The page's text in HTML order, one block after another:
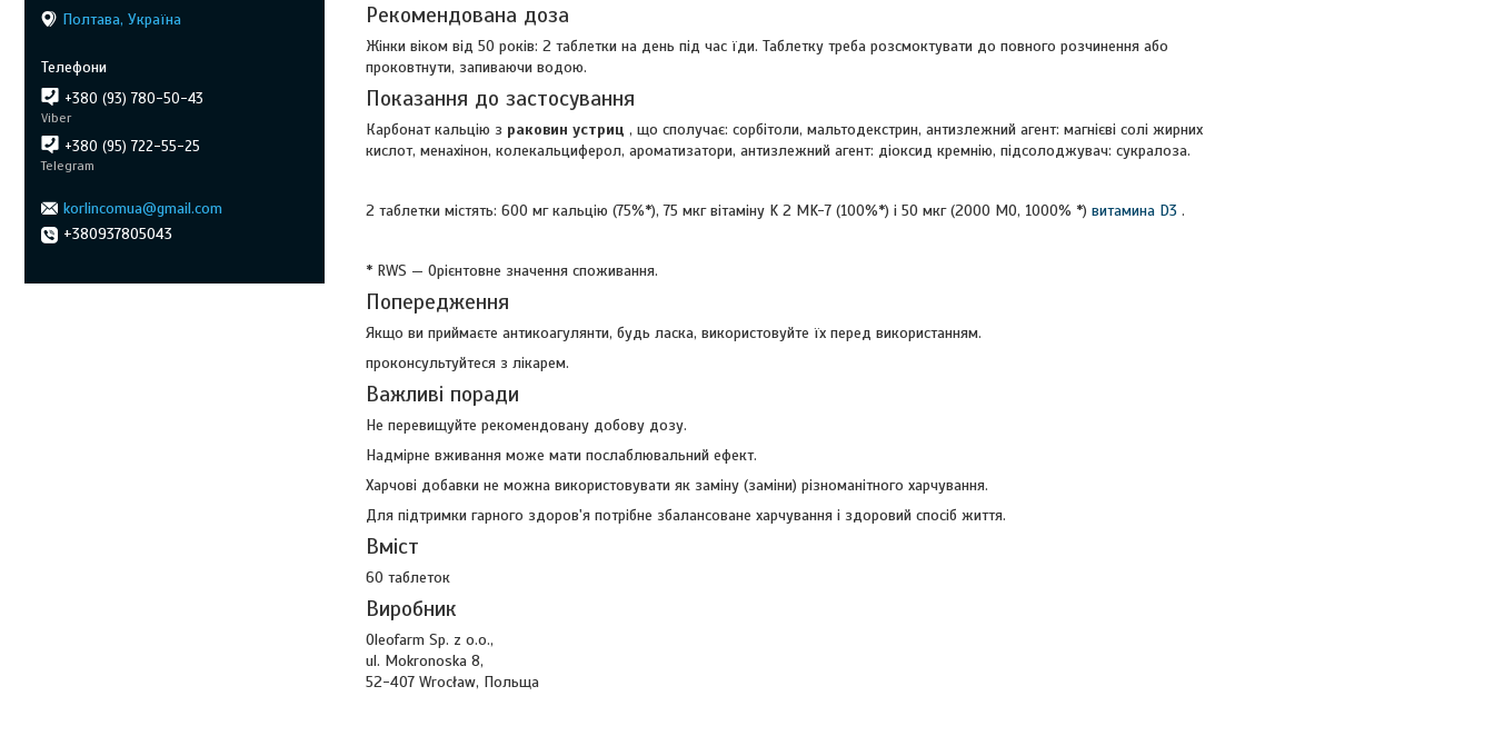
Рекомендована доза
Жінки віком від 50 років: 2 таблетки на день під час їди. Таблетку треба розсмоктувати до повного розчинення або
проковтнути, запиваючи водою.
Показання до застосування
Карбонат кальцію з раковин устриц , що сполучає: сорбітоли, мальтодекстрин, антизлежний агент: магнієві солі жирних
кислот, менахінон, колекальциферол, ароматизатори, антизлежний агент: діоксид кремнію, підсолоджувач: сукралоза.
2 таблетки містять: 600 мг кальцію (75%*), 75 мкг вітаміну K 2 MK-7 (100%*) і 50 мкг (2000 МО, 1000% *) витамина D3 .
* RWS — Орієнтовне значення споживання.
Попередження
Якщо ви приймаєте антикоагулянти, будь ласка, використовуйте їх перед використанням.
проконсультуйтеся з лікарем.
Важливі поради
Не перевищуйте рекомендовану добову дозу.
Надмірне вживання може мати послаблювальний ефект.
Харчові добавки не можна використовувати як заміну (заміни) різноманітного харчування.
Для підтримки гарного здоров'я потрібне збалансоване харчування і здоровий спосіб життя.
Вміст
60 таблеток
Виробник
Oleofarm Sp. z o.o.,
ul. Mokronoska 8,
52-407 Wrocław, Польща
Полтава, Україна
+380 (93) 780-50-43
Viber
+380 (95) 722-55-25
Telegram
korlincomua@gmail.com
+380937805043